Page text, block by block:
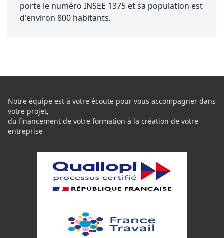
porte le numéro INSEE 1375 et sa population est
d'environ 800 habitants.
Notre équipe est à votre écoute pour vous accompagner dans
votre projet,
du financement de votre formation à la création de votre
entreprise